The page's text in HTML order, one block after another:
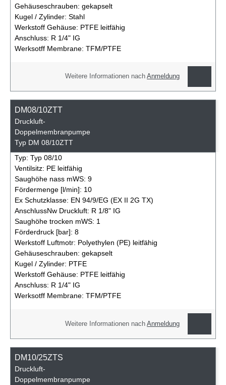
Gehäuseschrauben: gekapselt
Kugel / Zylinder: Stahl
Werkstoff Gehäuse: PTFE leitfähig
Anschluss: R 1/4" IG
Werksotff Membrane: TFM/PTFE
Weitere Informationen nachAnmeldung
DM08/10ZTT
Druckluft-
Doppelmembranpumpe
Typ DM 08/10ZTT
Typ: Typ 08/10
Ventilsitz: PE leitfähig
Saughöhe nass mWS: 9
Fördermenge [l/min]: 10
Ex Schutzklasse: EN 94/9/EG (EX II 2G TX)
AnschlussNw Druckluft: R 1/8" IG
Saughöhe trocken mWS: 1
Förderdruck [bar]: 8
Werkstoff Luftmotr: Polyethylen (PE) leitfähig
Gehäuseschrauben: gekapselt
Kugel / Zylinder: PTFE
Werkstoff Gehäuse: PTFE leitfähig
Anschluss: R 1/4" IG
Werksotff Membrane: TFM/PTFE
Weitere Informationen nachAnmeldung
DM10/25ZTS
Druckluft-
Doppelmembranpumpe